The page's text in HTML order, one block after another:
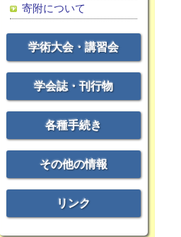
寄附について
学術大会・講習会
学会誌・刊行物
各種手続き
その他の情報
リンク